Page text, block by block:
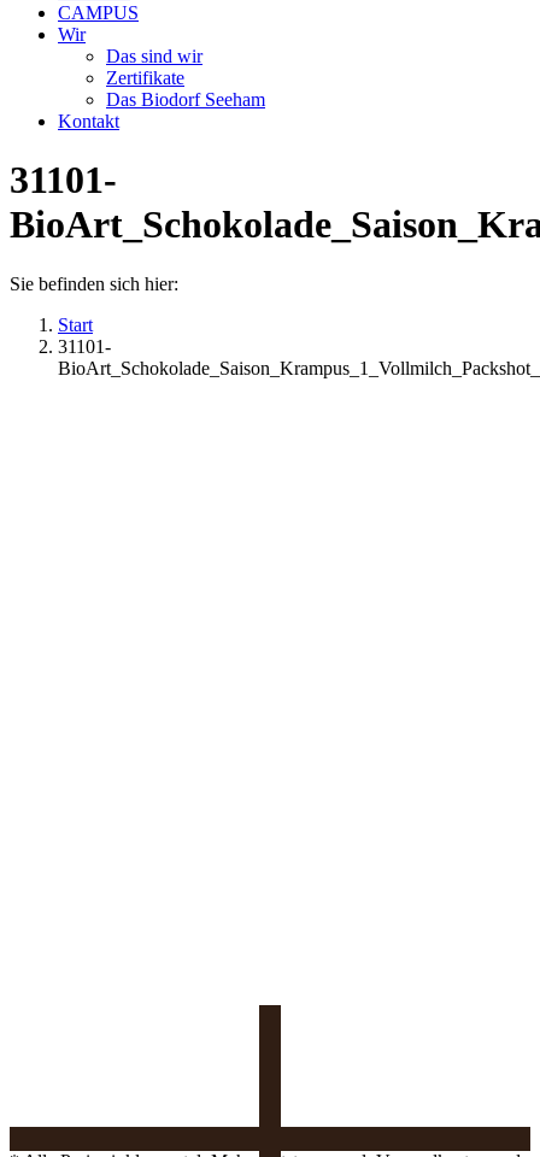
CAMPUS
Wir
Das sind wir
Zertifikate
Das Biodorf Seeham
Kontakt
31101-
Sie befinden sich hier:
Start
31101-